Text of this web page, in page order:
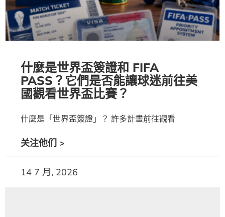
什麼是世界盃簽證和 FIFA
PASS？它們是否能讓球迷前往美
國觀看世界盃比賽？
什麼是「世界盃簽證」？ 許多計畫前往觀看
关注他们 >
14 7 月, 2026